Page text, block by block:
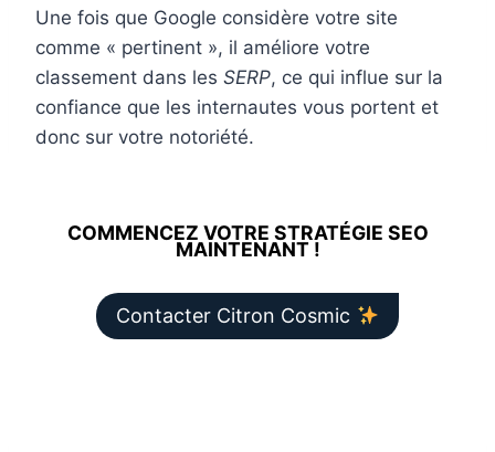
Une fois que Google considère votre site
comme « pertinent », il améliore votre
classement dans les SERP, ce qui influe sur la
confiance que les internautes vous portent et
donc sur votre notoriété.
COMMENCEZ VOTRE STRATÉGIE SEO
MAINTENANT !
Contacter Citron Cosmic